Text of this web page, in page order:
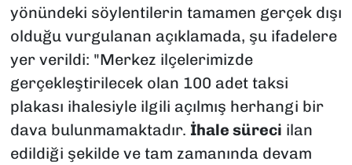
yönündeki söylentilerin tamamen gerçek dışı
olduğu vurgulanan açıklamada, şu ifadelere
yer verildi: "Merkez ilçelerimizde
gerçekleştirilecek olan 100 adet taksi
plakası ihalesiyle ilgili açılmış herhangi bir
dava bulunmamaktadır. İhale süreci ilan
edildiği şekilde ve tam zamanında devam